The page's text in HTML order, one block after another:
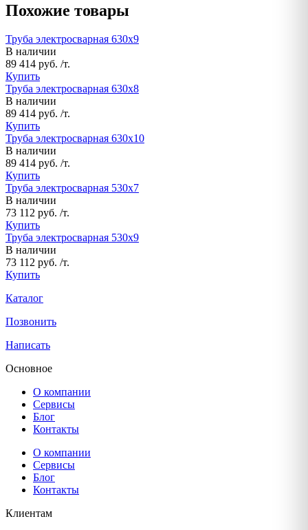
Похожие товары
Труба электросварная 630х9
В наличии
89 414 руб. /т.
Купить
Труба электросварная 630х8
В наличии
89 414 руб. /т.
Купить
Труба электросварная 630х10
В наличии
89 414 руб. /т.
Купить
Труба электросварная 530х7
В наличии
73 112 руб. /т.
Купить
Труба электросварная 530х9
В наличии
73 112 руб. /т.
Купить
Каталог
Позвонить
Написать
Основное
О компании
Сервисы
Блог
Контакты
О компании
Сервисы
Блог
Контакты
Клиентам